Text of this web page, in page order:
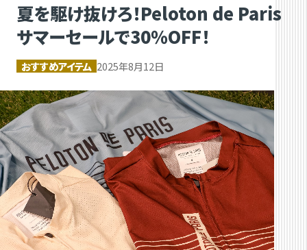
夏を駆け抜けろ！Peloton de Paris
サマーセールで30％OFF！
おすすめアイテム 2025年8月12日